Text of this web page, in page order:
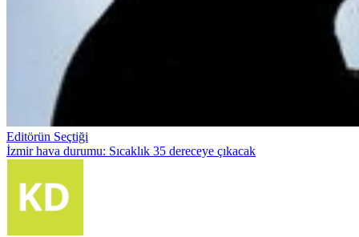
Editörün Seçtiği
İzmir hava durumu: Sıcaklık 35 dereceye çıkacak